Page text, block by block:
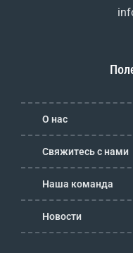
О нас
Свяжитесь с нами
Наша команда
Новости